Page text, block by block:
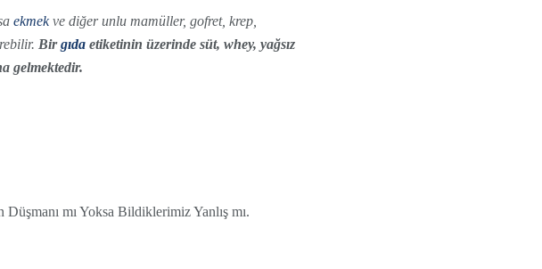
ekmekve diğer unlu mamüller, gofret, krep,
Birgıda etiketinin üzerinde süt, whey, yağsız
gelmektedir.
mı Yoksa Bildiklerimiz Yanlış mı.